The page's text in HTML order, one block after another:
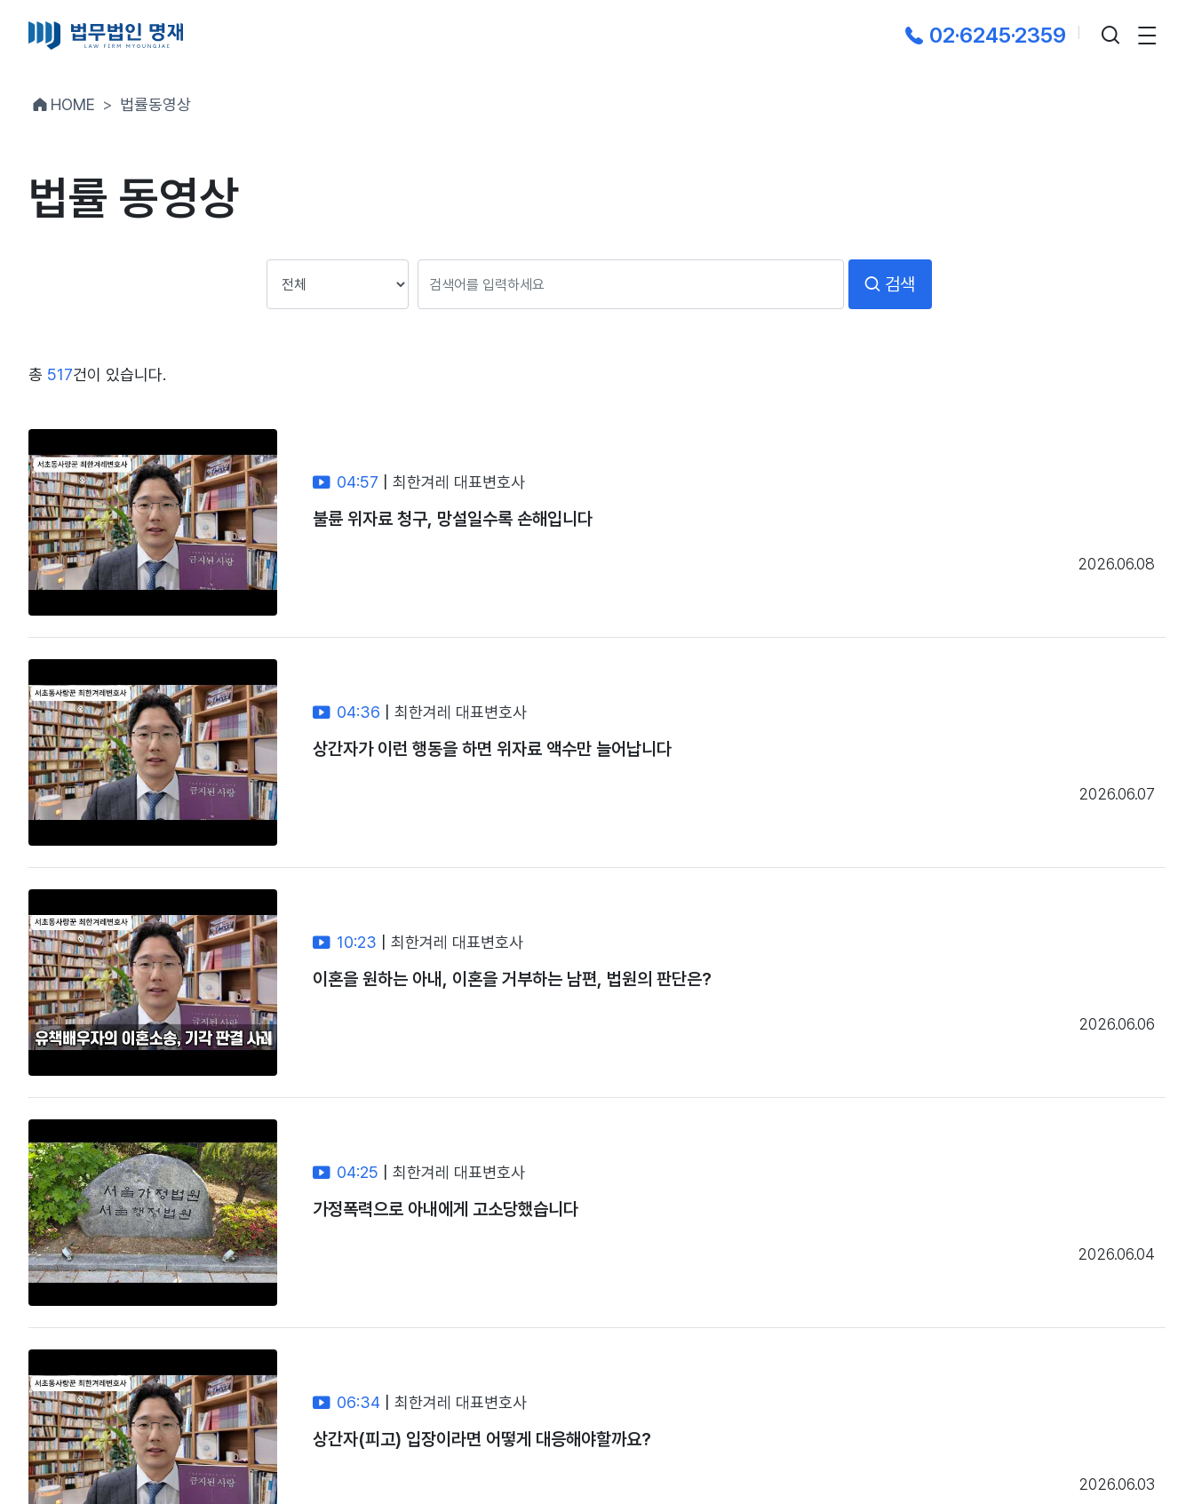
02·6245·2359
HOME 법률동영상
법률 동영상
검색
총 517건이 있습니다.
04:57 최한겨레 대표변호사
불륜 위자료 청구, 망설일수록 손해입니다
2026.06.08
04:36 최한겨레 대표변호사
상간자가 이런 행동을 하면 위자료 액수만 늘어납니다
2026.06.07
10:23 최한겨레 대표변호사
이혼을 원하는 아내, 이혼을 거부하는 남편, 법원의 판단은?
2026.06.06
04:25 최한겨레 대표변호사
가정폭력으로 아내에게 고소당했습니다
2026.06.04
06:34 최한겨레 대표변호사
상간자(피고) 입장이라면 어떻게 대응해야할까요?
2026.06.03